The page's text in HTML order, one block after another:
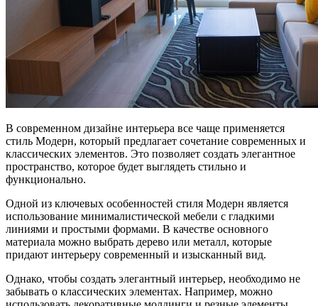
В современном дизайне интерьера все чаще применяется
стиль Модерн, который предлагает сочетание современных и
классических элементов. Это позволяет создать элегантное
пространство, которое будет выглядеть стильно и
функционально.
Одной из ключевых особенностей стиля Модерн является
использование минималистической мебели с гладкими
линиями и простыми формами. В качестве основного
материала можно выбрать дерево или металл, которые
придают интерьеру современный и изысканный вид.
Однако, чтобы создать элегантный интерьер, необходимо не
забывать о классических элементах. Например, можно